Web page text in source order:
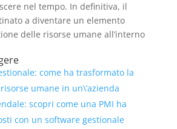
nel tempo. In definitiva, il
a diventare un elemento
delle risorse umane all’interno
come ha trasformato la
umane in un\’azienda
scopri come una PMI ha
con un software gestionale